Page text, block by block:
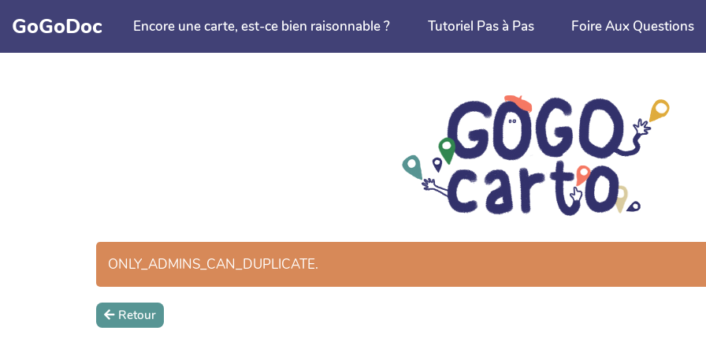
Aller au contenu principal
GoGoDoc Encore une carte, est-ce bien raisonnable ? Tutoriel Pas à Pas Foire Aux Questions
ONLY_ADMINS_CAN_DUPLICATE.
Retour